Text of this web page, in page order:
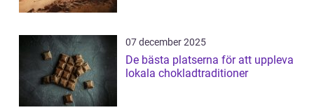
07 december 2025
De bästa platserna för att uppleva
lokala chokladtraditioner